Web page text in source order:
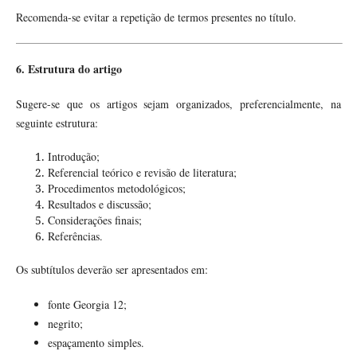
Recomenda-se evitar a repetição de termos presentes no título.
6. Estrutura do artigo
Sugere-se que os artigos sejam organizados, preferencialmente, na
seguinte estrutura:
Introdução;
Referencial teórico e revisão de literatura;
Procedimentos metodológicos;
Resultados e discussão;
Considerações finais;
Referências.
Os subtítulos deverão ser apresentados em:
fonte Georgia 12;
negrito;
espaçamento simples.